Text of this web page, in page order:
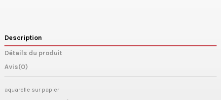
Description
Détails du produit
Avis(0)
aquarelle sur papier